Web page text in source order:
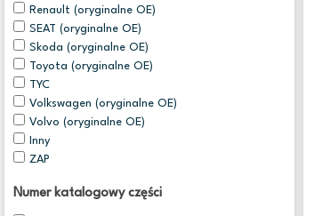
Renault (oryginalne OE)
SEAT (oryginalne OE)
Skoda (oryginalne OE)
Toyota (oryginalne OE)
TYC
Volkswagen (oryginalne OE)
Volvo (oryginalne OE)
Inny
ZAP
Numer katalogowy części